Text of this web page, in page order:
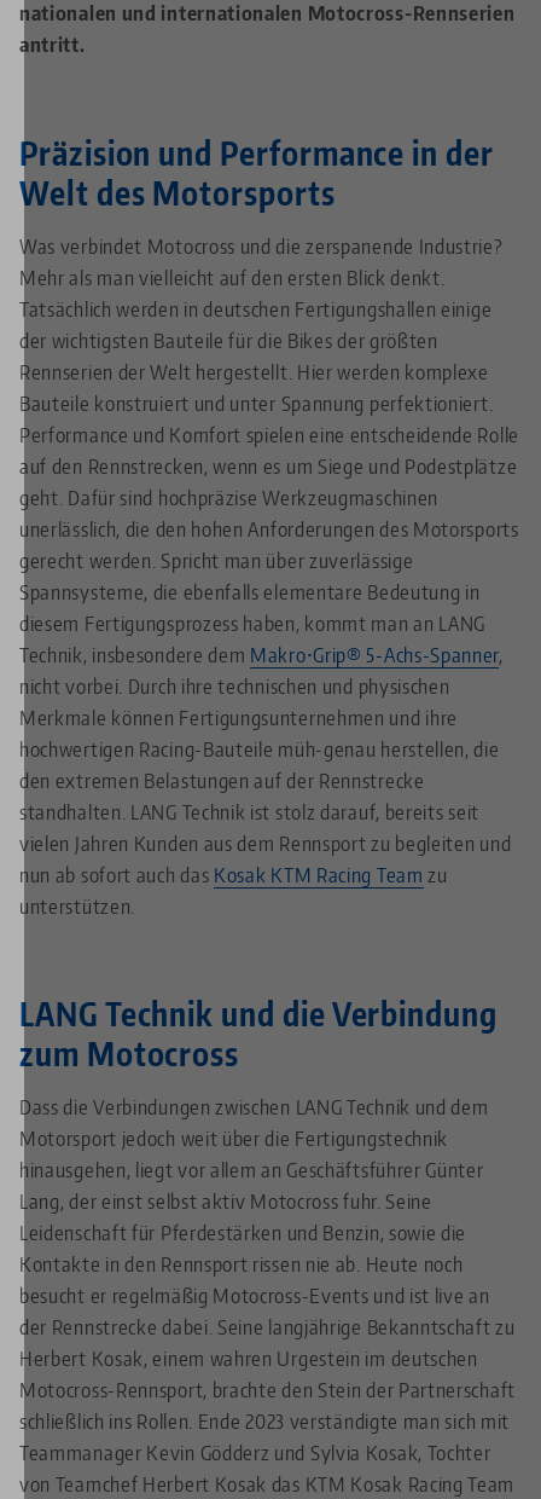
nationalen und internationalen Motocross-Rennserien
antritt.
Präzision und Performance in der
Welt des Motorsports
Was verbindet Motocross und die zerspanende Industrie?
Mehr als man vielleicht auf den ersten Blick denkt.
Tatsächlich werden in deutschen Fertigungshallen einige
der wichtigsten Bauteile für die Bikes der größten
Rennserien der Welt hergestellt. Hier werden komplexe
Bauteile konstruiert und unter Spannung perfektioniert.
Performance und Komfort spielen eine entscheidende Rolle
auf den Rennstrecken, wenn es um Siege und Podestplätze
geht. Dafür sind hochpräzise Werkzeugmaschinen
unerlässlich, die den hohen Anforderungen des Motorsports
gerecht werden. Spricht man über zuverlässige
Spannsysteme, die ebenfalls elementare Bedeutung in
diesem Fertigungsprozess haben, kommt man an LANG
Technik, insbesondere dem Makro•Grip® 5-Achs-Spanner,
nicht vorbei. Durch ihre technischen und physischen
Merkmale können Fertigungsunternehmen und ihre
hochwertigen Racing-Bauteile müh-genau herstellen, die
den extremen Belastungen auf der Rennstrecke
standhalten. LANG Technik ist stolz darauf, bereits seit
vielen Jahren Kunden aus dem Rennsport zu begleiten und
nun ab sofort auch das Kosak KTM Racing Team zu
unterstützen.
LANG Technik und die Verbindung
zum Motocross
Dass die Verbindungen zwischen LANG Technik und dem
Motorsport jedoch weit über die Fertigungstechnik
hinausgehen, liegt vor allem an Geschäftsführer Günter
Lang, der einst selbst aktiv Motocross fuhr. Seine
Leidenschaft für Pferdestärken und Benzin, sowie die
Kontakte in den Rennsport rissen nie ab. Heute noch
besucht er regelmäßig Motocross-Events und ist live an
der Rennstrecke dabei. Seine langjährige Bekanntschaft zu
Herbert Kosak, einem wahren Urgestein im deutschen
Motocross-Rennsport, brachte den Stein der Partnerschaft
schließlich ins Rollen. Ende 2023 verständigte man sich mit
Teammanager Kevin Gödderz und Sylvia Kosak, Tochter
von Teamchef Herbert Kosak das KTM Kosak Racing Team